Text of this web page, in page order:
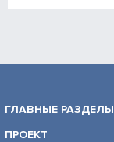
ГЛАВНЫЕ РАЗДЕЛЫ
ПРОЕКТ